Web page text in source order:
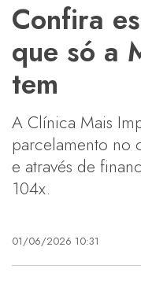
Confira
que só a
tem
A Clínica Mais
parcelamento no
e através de
104x.
01/06/2026 10:31